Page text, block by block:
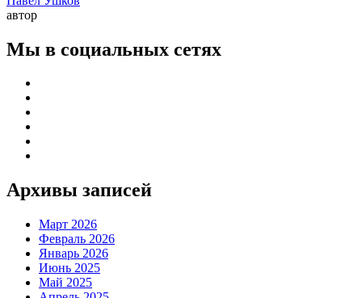
автор
Мы в социальных сетях
Архивы записей
Март 2026
Февраль 2026
Январь 2026
Июнь 2025
Май 2025